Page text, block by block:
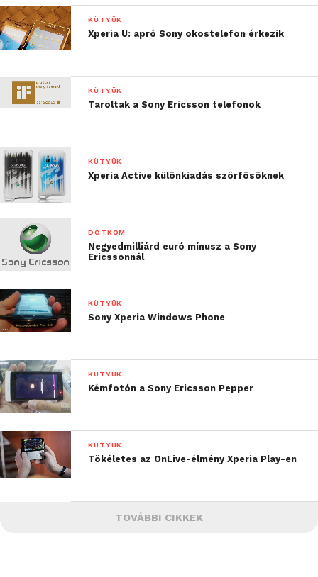
KÜTYÜK
Xperia U: apró Sony okostelefon érkezik
KÜTYÜK
Taroltak a Sony Ericsson telefonok
KÜTYÜK
Xperia Active különkiadás szörfösöknek
DOTKOM
Negyedmilliárd euró mínusz a Sony
Ericssonnál
KÜTYÜK
Sony Xperia Windows Phone
KÜTYÜK
Kémfotón a Sony Ericsson Pepper
KÜTYÜK
Tökéletes az OnLive-élmény Xperia Play-en
TOVÁBBI CIKKEK